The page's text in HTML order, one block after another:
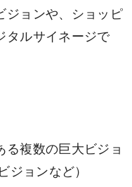
ジョンや、ショッピ
タルサイネージで
る複数の巨大ビジョ
ジョンなど）